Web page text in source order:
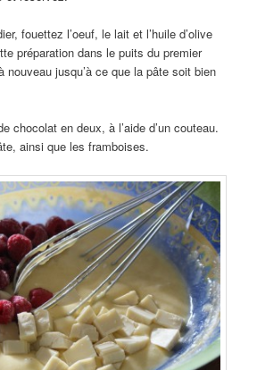
fouettez l’oeuf, le lait et l’huile d’olive
préparation dans le puits du premier
nouveau jusqu’à ce que la pâte soit bien
chocolat en deux, à l’aide d’un couteau.
ainsi que les framboises.